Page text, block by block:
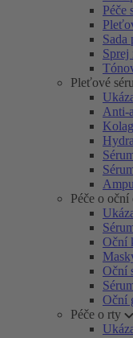
Péče
Sada
Sprej
Pleťové
Anti-
Péče o
Oční
Oční
Oční
Péče o rty